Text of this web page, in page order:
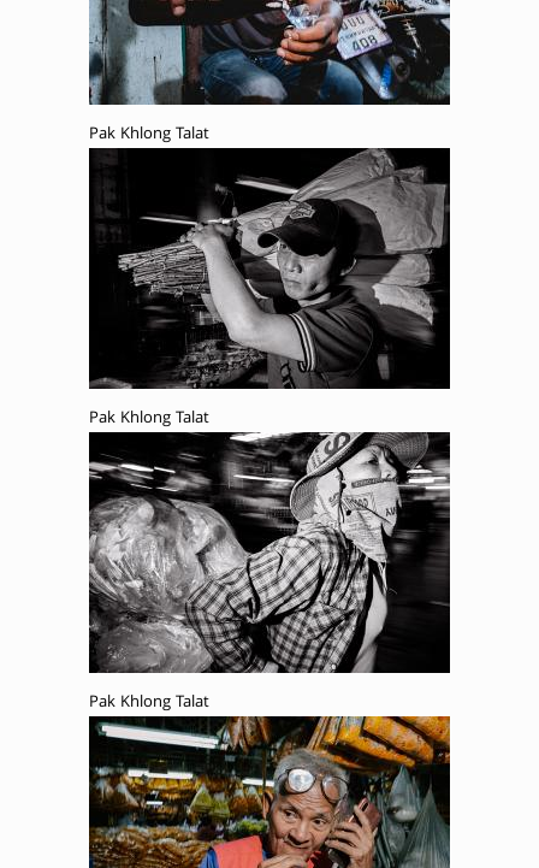
Pak Khlong Talat
Pak Khlong Talat
Pak Khlong Talat